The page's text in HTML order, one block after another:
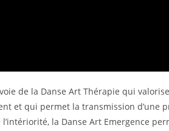
de la Danse Art Thérapie qui
et qui permet la transmission d’une
la Danse Art Emergence